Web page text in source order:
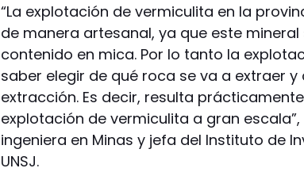
“La explotación de vermiculita en la
de manera artesanal, ya que este
contenido en mica. Por lo tanto la
saber elegir de qué roca se va a extraer
extracción. Es decir, resulta
explotación de vermiculita a gran
ingeniera en Minas y jefa del Instituto de
UNSJ.